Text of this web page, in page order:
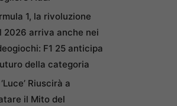
1, la rivoluzione
2026 arriva anche nei
F1 25 anticipa
della categoria
Riuscirà a
il Mito del